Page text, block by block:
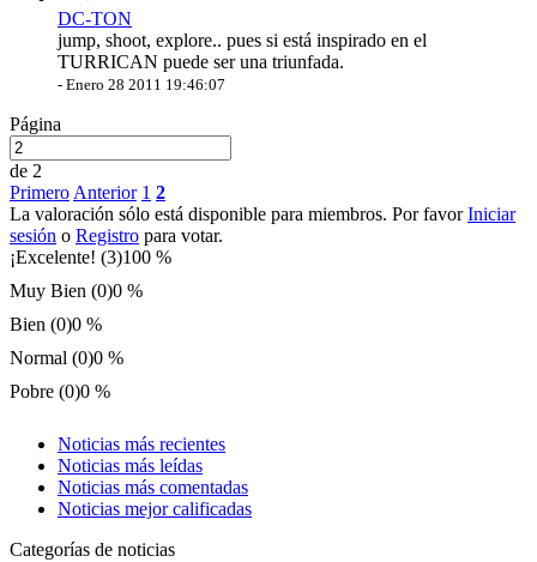
DC-TON
jump, shoot, explore.. pues si está inspirado en el
TURRICAN puede ser una triunfada.
- Enero 28 2011 19:46:07
Página
de 2
Primero Anterior 1 2
La valoración sólo está disponible para miembros. Por favorIniciar
sesión o Registro para votar.
¡Excelente! (3)100 %
Muy Bien (0)0 %
Bien (0)0 %
Normal (0)0 %
Pobre (0)0 %
Noticias más recientes
Noticias más leídas
Noticias más comentadas
Noticias mejor calificadas
Categorías de noticias